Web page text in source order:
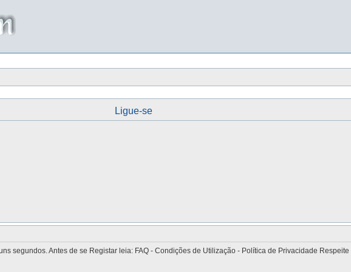
Ligue-se
segundos. Antes de se Registar leia: FAQ - Condições de Utilização - Política de Privacidade Respeite